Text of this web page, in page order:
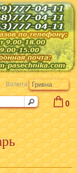
0
Валюта Гривна